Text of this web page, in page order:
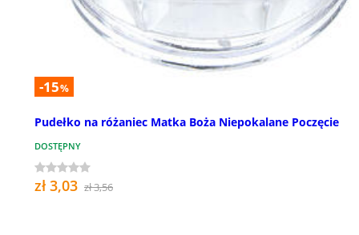
-15%
Pudełko na różaniec Matka Boża Niepokalane Poczęcie
DOSTĘPNY
zł 3,03 zł 3,56